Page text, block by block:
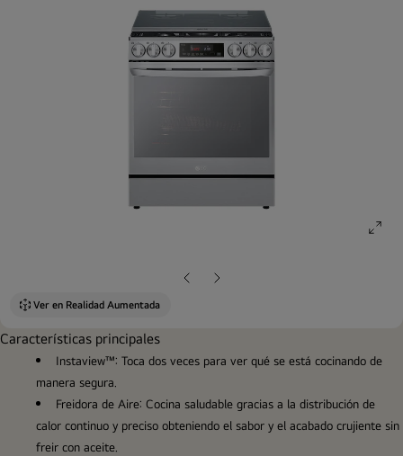
Diapositiva
Siguiente
Ver en Realidad Aumentada
Características principales
Instaview™: Toca dos veces para ver qué se está cocinando de
manera segura.
Freidora de Aire: Cocina saludable gracias a la distribución de
calor continuo y preciso obteniendo el sabor y el acabado crujiente sin
freir con aceite.